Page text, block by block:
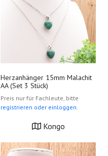
Herzanhänger 15mm Malachit
AA (Set 3 Stück)
Preis nur für Fachleute, bitte
registrieren oder einloggen.
Kongo